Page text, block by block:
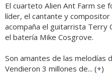
El cuarteto Alien Ant Farm se
líder, el cantante y
acompaña el guitarrista Terry
el batería Mike Cosgrove.
Son amantes de las melodías
Vendieron 3 millones de... (+)